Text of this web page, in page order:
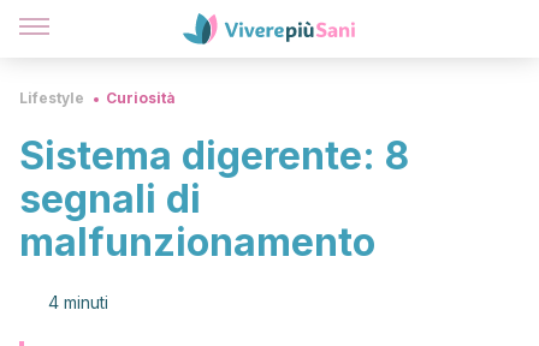
Lifestyle Curiosità
Sistema digerente: 8
segnali di
malfunzionamento
4 minuti